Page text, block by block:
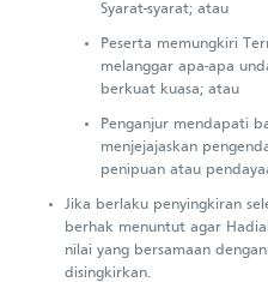
Syarat-syarat; atau
Peserta memungkiri
melanggar apa-apa
berkuat kuasa; atau
Penganjur mendapati
menjejajaskan
penipuan atau
Jika berlaku penyingkiran
berhak menuntut agar
nilai yang bersamaan
disingkirkan.